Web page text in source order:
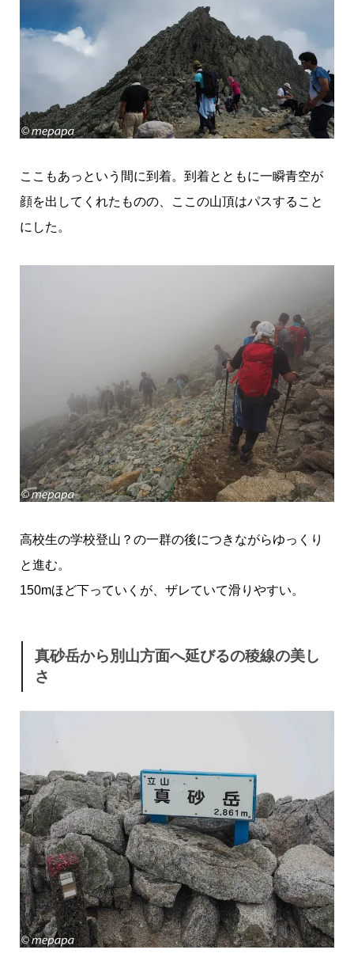
ここもあっという間に到着。到着とともに一瞬青空が
顔を出してくれたものの、ここの山頂はパスすること
にした。
高校生の学校登山？の一群の後につきながらゆっくり
と進む。
150mほど下っていくが、ザレていて滑りやすい。
真砂岳から別山方面へ延びるの稜線の美し
さ